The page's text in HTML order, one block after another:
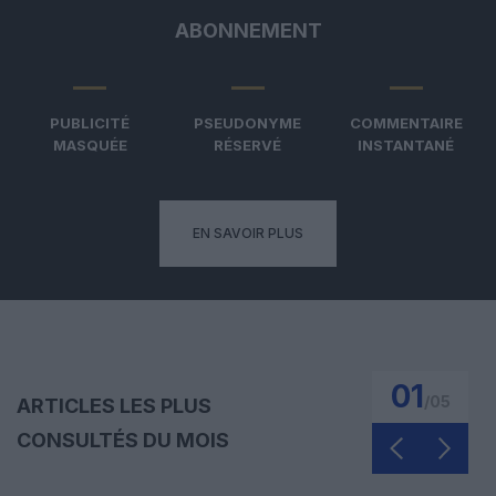
ABONNEMENT
PUBLICITÉ
MASQUÉE
PSEUDONYME
RÉSERVÉ
COMMENTAIRE
INSTANTANÉ
EN SAVOIR PLUS
ARTICLES LES PLUS
CONSULTÉS DU MOIS
01